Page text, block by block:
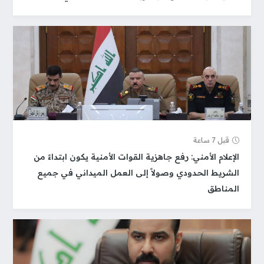
قبل 7 ساعة
الإعلام الأمني: رفع جاهزية القوات الأمنية يكون ابتداءً من
الشريط الحدودي وصولاً إلى العمل الميداني في جميع
المناطق